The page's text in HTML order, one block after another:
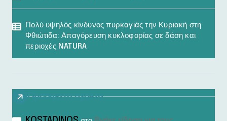
Πολύ υψηλός κίνδυνος πυρκαγιάς την Κυριακή στη
Φθιώτιδα: Απαγόρευση κυκλοφορίας σε δάση και
περιοχές NATURA
Πρόσφατα σχόλια